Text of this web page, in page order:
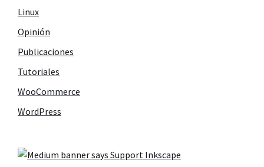
Linux
Opinión
Publicaciones
Tutoriales
WooCommerce
WordPress